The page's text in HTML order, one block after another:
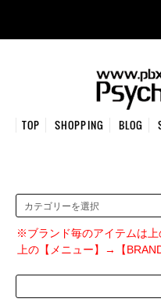
TOP SHOPPING BLOG
※ブランド毎のアイテムは
上の【メニュー】→【